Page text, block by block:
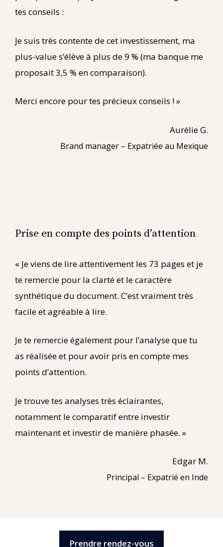
tes conseils :
Je suis très contente de cet investissement, ma
plus-value s’élève à plus de 9 % (ma banque me
proposait 3,5 % en comparaison).
Merci encore pour tes précieux conseils ! »
Aurélie G.
Brand manager – Expatriée au Mexique
Prise en compte des points d’attention
« Je viens de lire attentivement les 73 pages et je
te remercie pour la clarté et le caractère
synthétique du document. C’est vraiment très
facile et agréable à lire.
Je te remercie également pour l’analyse que tu
as réalisée et pour avoir pris en compte mes
points d’attention.
Je trouve tes analyses très éclairantes,
notamment le comparatif entre investir
maintenant et investir de manière phasée. »
Edgar M.
Principal – Expatrié en Inde
Prendre rendez-vous